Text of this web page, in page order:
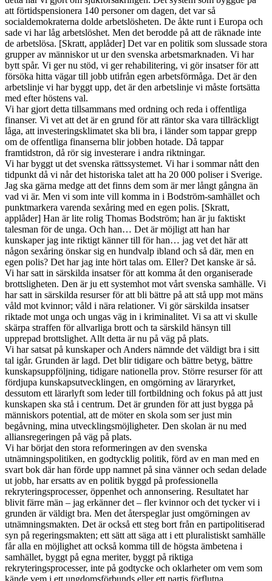
att förtidspensionera 140 personer om dagen, det var så
socialdemokraterna dolde arbetslösheten. De åkte runt i Europa och
sade vi har låg arbetslöshet. Men det berodde på att de räknade inte
de arbetslösa. [Skratt, applåder] Det var en politik som slussade stora
grupper av människor ut ur den svenska arbetsmarknaden. Vi har
bytt spår. Vi ger nu stöd, vi ger rehabilitering, vi gör insatser för att
försöka hitta vägar till jobb utifrån egen arbetsförmåga. Det är den
arbetslinje vi har byggt upp, det är den arbetslinje vi måste fortsätta
med efter höstens val.
Vi har gjort detta tillsammans med ordning och reda i offentliga
finanser. Vi vet att det är en grund för att räntor ska vara tillräckligt
låga, att investeringsklimatet ska bli bra, i länder som tappar grepp
om de offentliga finanserna blir jobben hotade. Då tappar
framtidstron, då rör sig investerare i andra riktningar.
Vi har byggt ut det svenska rättssystemet. Vi har i sommar nått den
tidpunkt då vi når det historiska talet att ha 20 000 poliser i Sverige.
Jag ska gärna medge att det finns dem som är mer långt gångna än
vad vi är. Men vi som inte vill komma in i Bodström-samhället och
punktmarkera varenda sexåring med en egen polis. [Skratt,
applåder] Han är lite rolig Thomas Bodström; han är ju faktiskt
talesman för de unga. Och han… Det är möjligt att han har
kunskaper jag inte riktigt känner till för han… jag vet det här att
någon sexåring önskar sig en hundvalp ibland och så där, men en
egen polis? Det har jag inte hört talas om. Eller? Det kanske är så.
Vi har satt in särskilda insatser för att komma åt den organiserade
brottsligheten. Den är ju ett systemhot mot vårt svenska samhälle. Vi
har satt in särskilda resurser för att bli bättre på att stå upp mot mäns
våld mot kvinnor; våld i nära relationer. Vi gör särskilda insatser
riktade mot unga och ungas väg in i kriminalitet. Vi sa att vi skulle
skärpa straffen för allvarliga brott och ta särskild hänsyn till
upprepad brottslighet. Allt detta är nu på väg på plats.
Vi har satsat på kunskaper och Anders nämnde det väldigt bra i sitt
tal igår. Grunden är lagd. Det blir tidigare och bättre betyg, bättre
kunskapsuppföljning, tidigare nationella prov. Större resurser för att
fördjupa kunskapsutvecklingen, en omgörning av läraryrket,
dessutom ett lärarlyft som leder till fortbildning och fokus på att just
kunskapen ska stå i centrum. Det är grunden för att just bygga på
människors potential, att de möter en skola som ser just min
begåvning, mina utvecklingsmöjligheter. Den skolan är nu med
alliansregeringen på väg på plats.
Vi har börjat den stora reformeringen av den svenska
utnämningspolitiken, en godtycklig politik, förd av en man med en
svart bok där han förde upp namnet på sina vänner och sedan delade
ut jobb, har ersatts av en politik byggd på professionella
rekryteringsprocesser, öppenhet och annonsering. Resultatet har
blivit färre män – jag erkänner det – fler kvinnor och det tycker vi i
grunden är väldigt bra. Men det återspeglar just omgörningen av
utnämningsmakten. Det är också ett steg bort från en partipolitiserad
syn på regeringsmakten; ett sätt att säga att i ett pluralistiskt samhälle
får alla en möjlighet att också komma till de högsta ämbetena i
samhället, byggt på egna meriter, byggt på riktiga
rekryteringsprocesser, inte på godtycke och oklarheter om vem som